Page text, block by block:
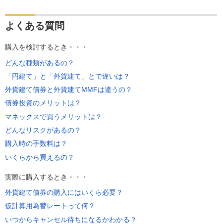
よくある質問
購入を検討するとき・・・
どんな種類があるの？
「円建て」と「外貨建て」とで違いは？
外貨建て債券と外貨建てMMFは違うの？
債券投資のメリットは？
マネックスで買うメリットは？
どんなリスクがあるの？
購入時の手数料は？
いくらから買えるの？
実際に購入するとき・・・
外貨建て債券の購入にはいくら必要？
仮計算用為替レートって何？
いつからキャンセル待ちになるかわかる？